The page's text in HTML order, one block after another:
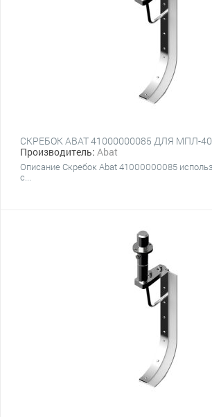
СКРЕБОК ABAT 41000000085 ДЛЯ МПЛ-40
Производитель: Abat
Описание Скребок Abat 41000000085
с...